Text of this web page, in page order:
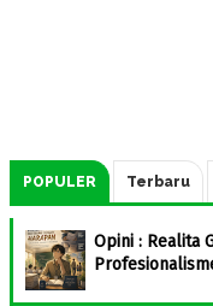
POPULER Terbaru
Opini : Realita